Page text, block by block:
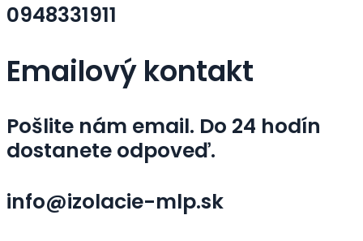
0948331911
Emailový kontakt
Pošlite nám email. Do 24 hodín
dostanete odpoveď.
info@izolacie-mlp.sk